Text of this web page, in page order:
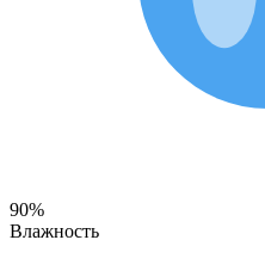
90%
Влажность